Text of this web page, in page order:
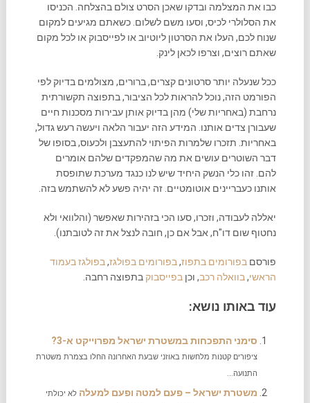
כבו את המצלמה ובדקו שאכן הסרט צולם בהצלחה. הכניסו
את הסלולרי לכיס, וסעו משם לשלום. כשאתם מגיעים למקום
שנוח לכם, העלו את הסרטון ליוטיוב או לפייסבוק או לכל מקום
שאתם רוצים, וצרפו לכאן לינק.
ככל שנעלה יותר סרטונים קצרים, ברורים, מצולמים בדיוק לפי
הפורמט הזה, נוכל להראות לכל הציבור, בתפוצה תקשורתית
נרחבת (באחריות שלי) מהן בדיוק אותן עבירות מסכנות חיים
שעבורן צדים אותנו. המידע הזה יעבור הלאה ויעשה רעש גדול,
באחריות. תזכרו שלמרות הפיתוי להתעצבן ולכעוס, בסופו של
דבר השוטרים עושים את מה שהמפקדים שלהם אומרים
להם. זהו כלי הנשק היחיד שיש לנו כנגד מערכת שתופסת
אותנו כעבריינים אוטומטיים. זה יהיה פשע לא להשתמש בזה.
יאללה לעבודה, וזכרו, סעו הכי בזהירות שאפשר (והלוואי ולא
נחטוף שום דו"ח, אבל אם כן, חובה לנצל את זה לטובתנו).
פורסם בפורומים בתפוז, בפורומים בפולגז, בפולגז בעמוד
הראשי, בוואלה רכב, וכן בפייסבוק בתפוצה רחבה.
עוד באותו נושא:
סימני התפכחות במשטרת ישראל מפרוייקט א-3?
ציפורים קטנות מלחשות באוזני שבעת האחרונה החלו בצמרת משטרת
התנועה...
משטרת ישראל – פעם למטה ופעם למעלה לא יכולתי